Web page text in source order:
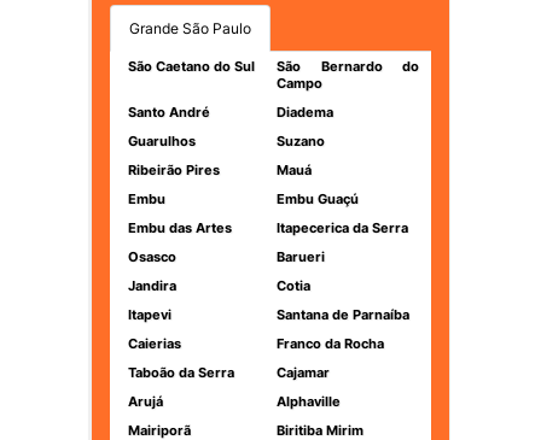
Grande São Paulo
São Caetano do Sul
São Bernardo do
Campo
Santo André
Diadema
Guarulhos
Suzano
Ribeirão Pires
Mauá
Embu
Embu Guaçú
Embu das Artes
Itapecerica da Serra
Osasco
Barueri
Jandira
Cotia
Itapevi
Santana de Parnaíba
Caierias
Franco da Rocha
Taboão da Serra
Cajamar
Arujá
Alphaville
Mairiporã
Biritiba Mirim